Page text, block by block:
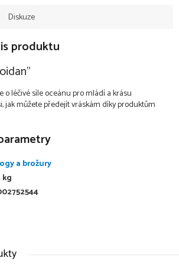
Diskuze
produktu
léčivé síle oceánu pro mládí a krásu
jak můžete předejít vráskám díky produktům
a brožury
kg